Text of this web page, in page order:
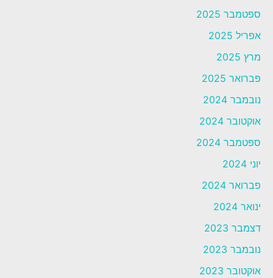
ספטמבר 2025
אפריל 2025
מרץ 2025
פברואר 2025
נובמבר 2024
אוקטובר 2024
ספטמבר 2024
יוני 2024
פברואר 2024
ינואר 2024
דצמבר 2023
נובמבר 2023
אוקטובר 2023